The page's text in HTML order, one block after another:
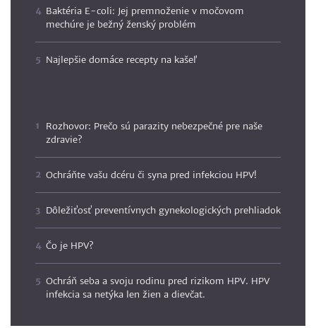
Baktéria E-coli: Jej premnoženie v močovom
mechúre je bežný ženský problém
Najlepšie domáce recepty na kašeľ
Rozhovor: Prečo sú parazity nebezpečné pre naše
zdravie?
Ochráňte vašu dcéru či syna pred infekciou HPV!
Dôležiťosť preventívnych gynekologických prehliadok
Čo je HPV?
Ochráň seba a svoju rodinu pred rizikom HPV. HPV
infekcia sa netýka len žien a dievčat.